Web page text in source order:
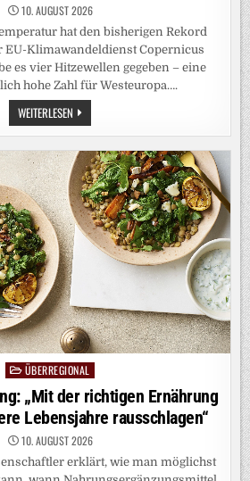
10. AUGUST 2026
hat den bisherigen Rekord
EU-Klimawandeldienst Copernicus
es vier Hitzewellen gegeben – eine
hohe Zahl für Westeuropa….
WEITERLESEN HITZEWELLE:
JUNI
UND
JULI
WAREN
IN
WESTEUROPA
SO
WARM
WIE
NOCH
NIE
PostedÜBERREGIONAL
„Mit der richtigen Ernährung
Lebensjahre rausschlagen“
10. AUGUST 2026
erklärt, wie man möglichst